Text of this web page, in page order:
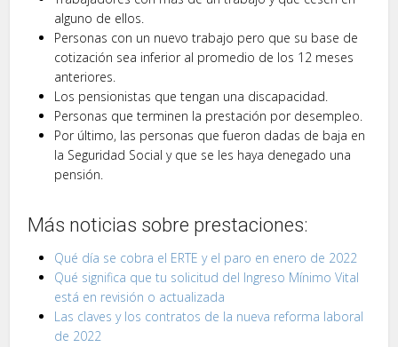
alguno de ellos.
Personas con un nuevo trabajo pero que su base de
cotización sea inferior al promedio de los 12 meses
anteriores.
Los pensionistas que tengan una discapacidad.
Personas que terminen la prestación por desempleo.
Por último, las personas que fueron dadas de baja en
la Seguridad Social y que se les haya denegado una
pensión.
Más noticias sobre prestaciones:
Qué día se cobra el ERTE y el paro en enero de 2022
Qué significa que tu solicitud del Ingreso Mínimo Vital
está en revisión o actualizada
Las claves y los contratos de la nueva reforma laboral
de 2022